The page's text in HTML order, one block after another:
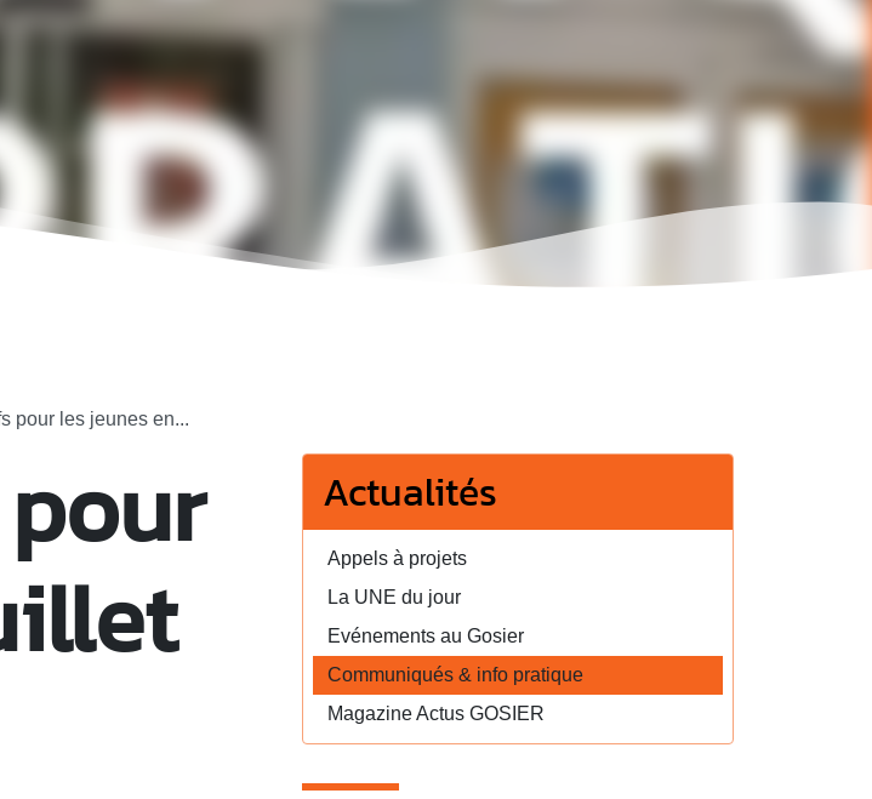
pour les jeunes en...
Actualités
Appels à projets
La UNE du jour
Evénements au Gosier
Communiqués & info pratique
Magazine Actus GOSIER